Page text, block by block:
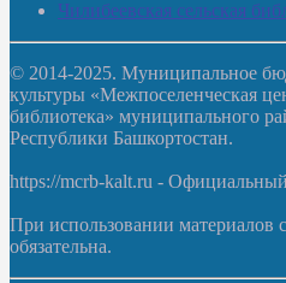
Чилибеевская сельская
© 2014-2025. Муниципальное
культуры «Межпоселенческая
библиотека» муниципального
Республики Башкортостан.
https://mcrb-kalt.ru -
При использовании материалов
обязательна.